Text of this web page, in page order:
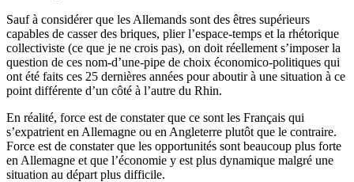
Sauf à considérer que les Allemands sont des êtres supérieurs
capables de casser des briques, plier l’espace-temps et la rhétorique
collectiviste (ce que je ne crois pas), on doit réellement s’imposer la
question de ces nom-d’une-pipe de choix économico-politiques qui
ont été faits ces 25 dernières années pour aboutir à une situation à ce
point différente d’un côté à l’autre du Rhin.
En réalité, force est de constater que ce sont les Français qui
s’expatrient en Allemagne ou en Angleterre plutôt que le contraire.
Force est de constater que les opportunités sont beaucoup plus forte
en Allemagne et que l’économie y est plus dynamique malgré une
situation au départ plus difficile.